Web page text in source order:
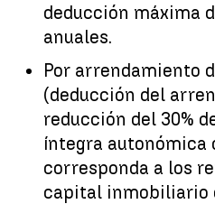
deducción máxima
anuales.
Por arrendamiento
(deducción del
reducción del 30%
íntegra autonómica
corresponda a los
capital inmobiliario